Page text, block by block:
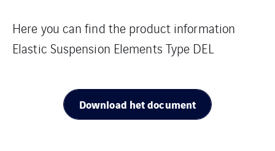
Here you can find the product information
Elastic Suspension Elements Type DEL
Download het document